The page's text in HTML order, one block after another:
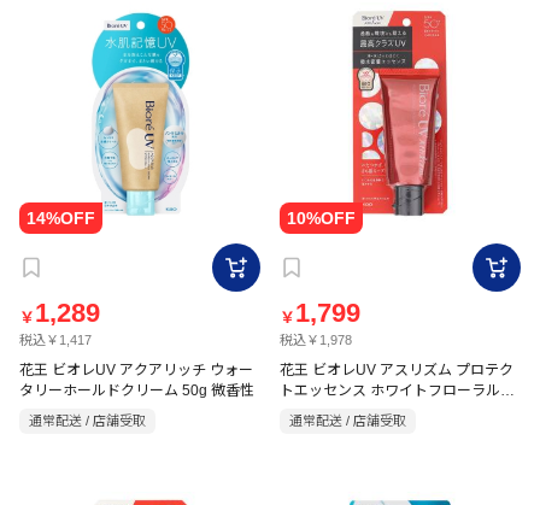
￥ 1,289
税込￥1,417
花王 ビオレUV アクアリッチ ウォー
タリーホールドクリーム 50g 微香性
通常配送 / 店舗受取
￥ 1,799
税込￥1,978
花王 ビオレUV アスリズム プロテク
トエッセンス ホワイトフローラルの
香り 70g
通常配送 / 店舗受取